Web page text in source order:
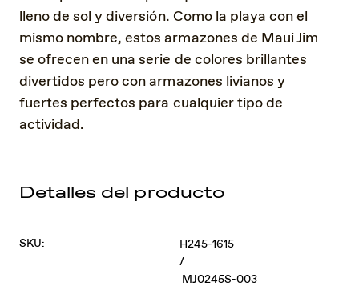
lleno de sol y diversión. Como la playa con el
mismo nombre, estos armazones de Maui Jim
se ofrecen en una serie de colores brillantes
divertidos pero con armazones livianos y
fuertes perfectos para cualquier tipo de
actividad.
Detalles del producto
SKU:
H245-1615
/
MJ0245S-003